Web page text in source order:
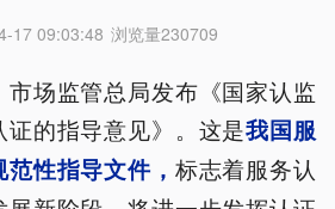
17 09:03:48 浏览量230709
场监管总局发布《国家认监
的指导意见》。这是我国服
性指导文件， 标志着服务认